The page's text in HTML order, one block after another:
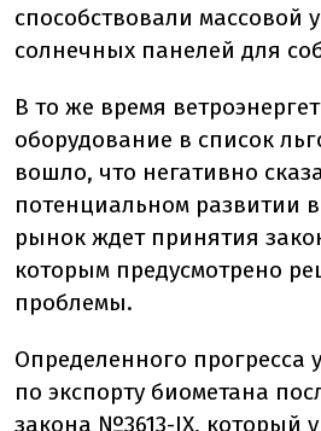
способствовали массовой
солнечных панелей для
В то же время
оборудование в список
вошло, что негативно
потенциальном развитии
рынок ждет принятия
которым предусмотрено
проблемы.
Определенного прогресса
по экспорту биометана
закона №3613-IX, который